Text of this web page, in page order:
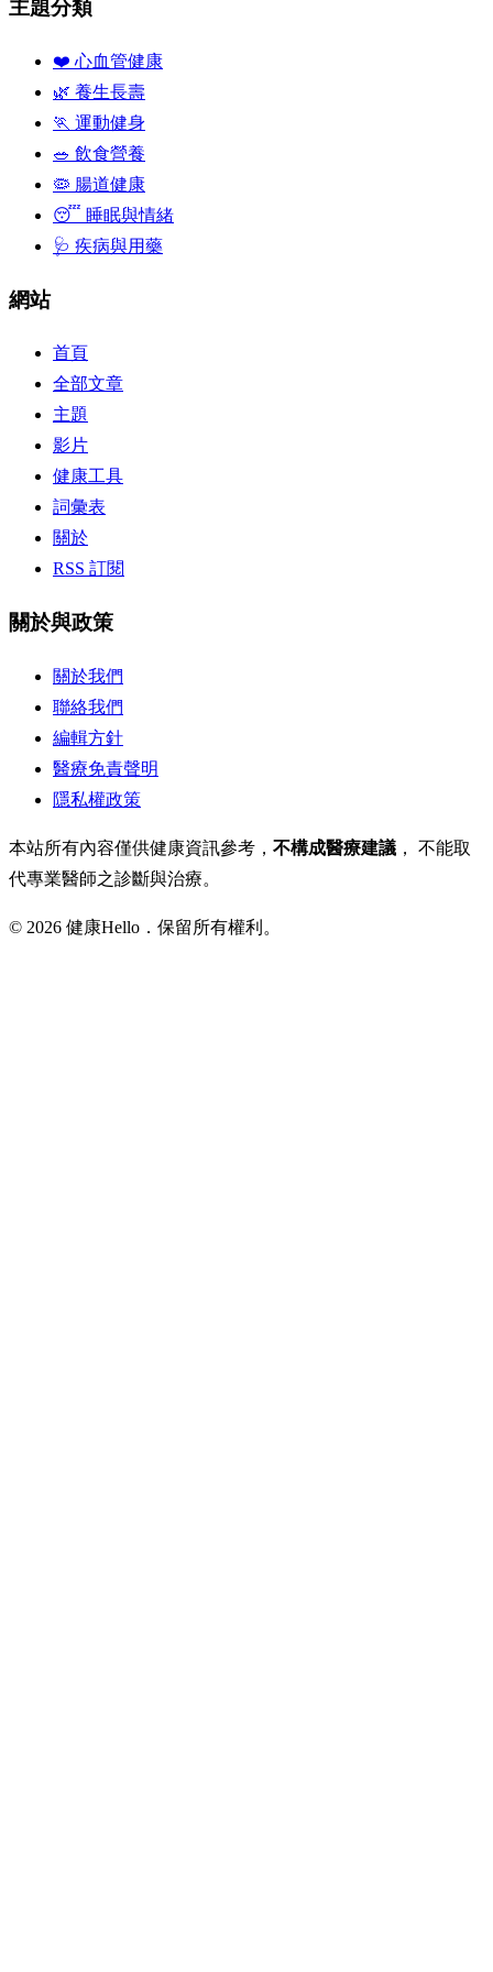
主題分類
❤️ 心血管健康
🌿 養生長壽
🏃 運動健身
🥗 飲食營養
🦠 腸道健康
😴 睡眠與情緒
🩺 疾病與用藥
網站
首頁
全部文章
主題
影片
健康工具
詞彙表
關於
RSS 訂閱
關於與政策
關於我們
聯絡我們
編輯方針
醫療免責聲明
隱私權政策
本站所有內容僅供健康資訊參考， 不構成醫療建議 ， 不能取
代專業醫師之診斷與治療。
© 2026 健康Hello．保留所有權利。